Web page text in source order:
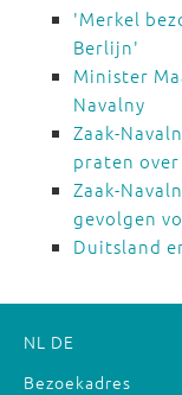
'Merkel
Berlijn'
Minister
Navalny
Zaak-
praten
Zaak-
gevolgen
Duitsland
NL DE
Bezoekadres